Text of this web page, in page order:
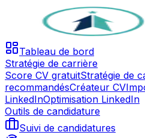
Tableau de bord
Stratégie de carrière
Score CV gratuitStratégie de
recommandésCréateur CV
LinkedInOptimisation LinkedIn
Outils de candidature
Suivi de candidatures